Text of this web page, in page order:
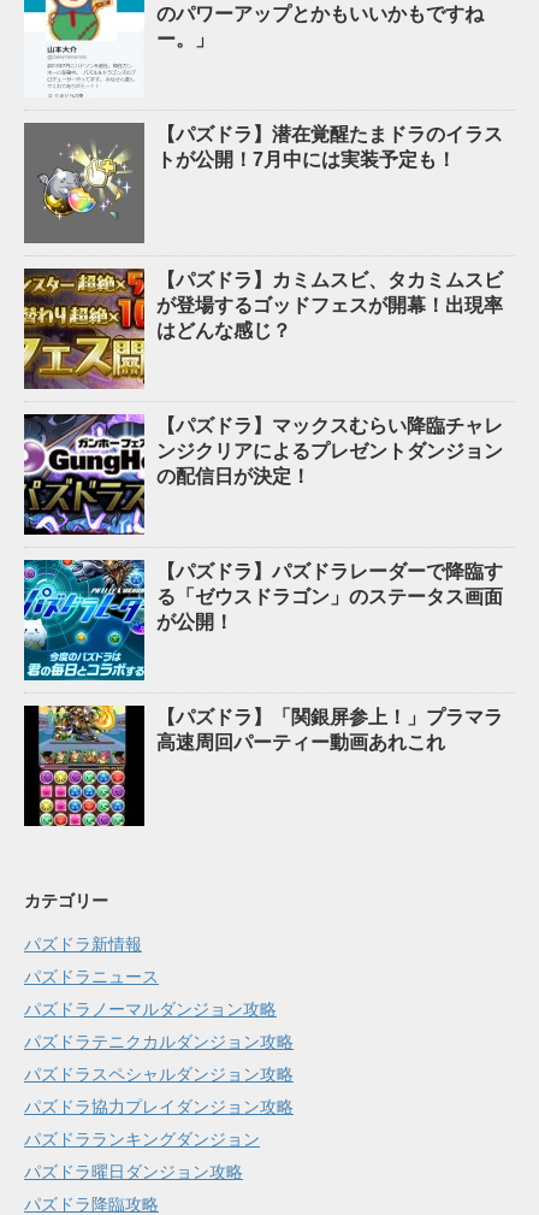
のパワーアップとかもいいかもですね
ー。」
【パズドラ】潜在覚醒たまドラのイラス
トが公開！7月中には実装予定も！
【パズドラ】カミムスビ、タカミムスビ
が登場するゴッドフェスが開幕！出現率
はどんな感じ？
【パズドラ】マックスむらい降臨チャレ
ンジクリアによるプレゼントダンジョン
の配信日が決定！
【パズドラ】パズドラレーダーで降臨す
る「ゼウスドラゴン」のステータス画面
が公開！
【パズドラ】「関銀屏参上！」プラマラ
高速周回パーティー動画あれこれ
カテゴリー
パズドラ新情報
パズドラニュース
パズドラノーマルダンジョン攻略
パズドラテニクカルダンジョン攻略
パズドラスペシャルダンジョン攻略
パズドラ協力プレイダンジョン攻略
パズドラランキングダンジョン
パズドラ曜日ダンジョン攻略
パズドラ降臨攻略